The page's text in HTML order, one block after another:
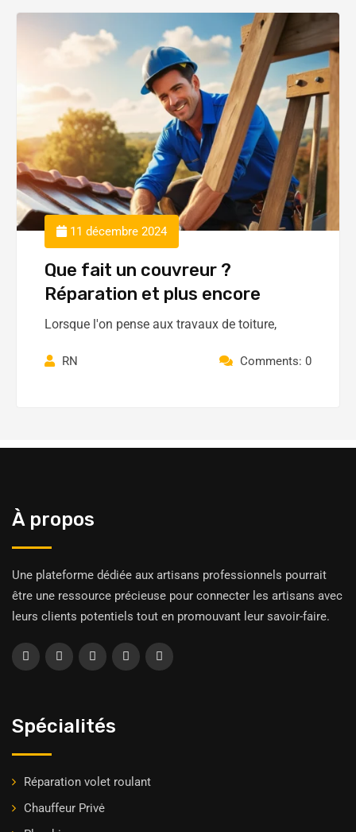
11 décembre 2024
Que fait un couvreur ?
Réparation et plus encore
Lorsque l'on pense aux travaux de toiture,
RN Comments: 0
À propos
Une plateforme dédiée aux artisans professionnels pourrait
être une ressource précieuse pour connecter les artisans avec
leurs clients potentiels tout en promouvant leur savoir-faire.
Spécialités
Réparation volet roulant
Chauffeur Privė